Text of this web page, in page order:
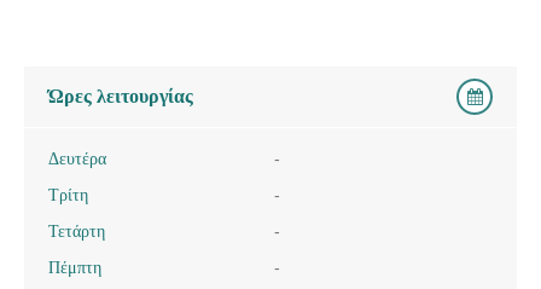
Ώρες λειτουργίας
Δευτέρα
-
Τρίτη
-
Τετάρτη
-
Πέμπτη
-